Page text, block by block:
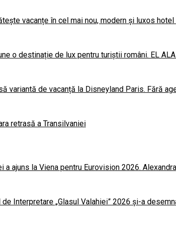
vacanțe în cel mai nou, modern și luxos
o destinație de lux pentru turiștii români. EL
variantă de vacanță la Disneyland Paris. Fără
retrasă a Transilvaniei
a ajuns la Viena pentru Eurovision 2026.
Interpretare „Glasul Valahiei” 2026 și-a